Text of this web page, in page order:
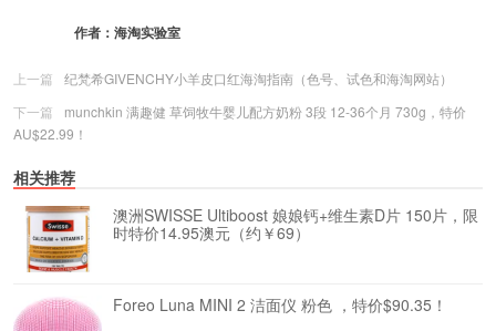
作者： 海淘实验室
上一篇
纪梵希GIVENCHY小羊皮口红海淘指南（色号、试色和海淘网站）
下一篇
munchkin 满趣健 草饲牧牛婴儿配方奶粉 3段 12-36个月 730g，特价
AU$22.99！
相关推荐
澳洲SWISSE Ultiboost 娘娘钙+维生素D片 150片，限
时特价14.95澳元（约￥69）
Foreo Luna MINI 2 洁面仪 粉色 ，特价$90.35！